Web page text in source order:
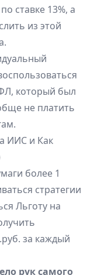
ставке 13%, а
из этой
который был
не платить
ИИС и Как
более 1
стратегии
Льготу на
за каждый
рук самого